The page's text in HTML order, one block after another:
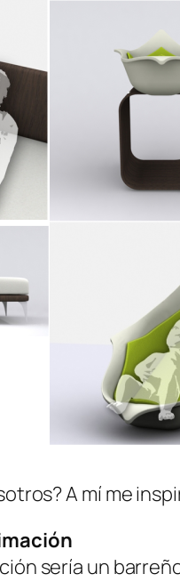
A mí me
sería un